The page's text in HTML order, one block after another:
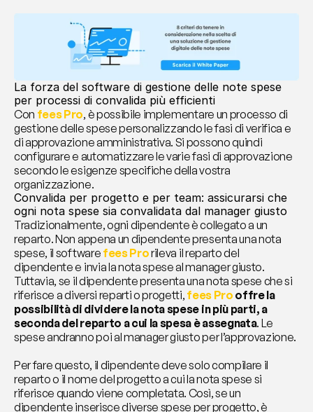
La forza del software di gestione delle note spese
per processi di convalida più efficienti
Con fees Pro, è possibile implementare un processo di
gestione delle spese personalizzando le fasi di verifica e
di approvazione amministrativa. Si possono quindi
configurare e automatizzare le varie fasi di approvazione
secondo le esigenze specifiche della vostra
organizzazione.
Convalida per progetto e per team: assicurarsi che
ogni nota spese sia convalidata dal manager giusto
Tradizionalmente, ogni dipendente è collegato a un
reparto. Non appena un dipendente presenta una nota
spese, il software fees Prorileva il reparto del
dipendente e invia la nota spese al manager giusto.
Tuttavia, se il dipendente presenta una nota spese che si
riferisce a diversi reparti o progetti, fees Pro offre la
possibilità di dividere la nota spese in più parti, a
seconda del reparto a cui la spesa è assegnata. Le
spese andranno poi al manager giusto per l’approvazione.
Per fare questo, il dipendente deve solo compilare il
reparto o il nome del progetto a cui la nota spese si
riferisce quando viene completata. Così, se un
dipendente inserisce diverse spese per progetto, è